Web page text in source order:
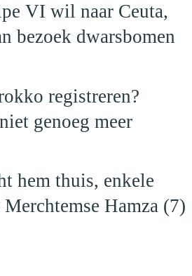
VI wil naar Ceuta,
bezoek dwarsbomen
registreren?
genoeg meer
hem thuis, enkele
Hamza (7)